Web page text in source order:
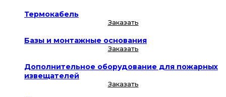
Термокабель
Заказать
Базы и монтажные основания
Заказать
Дополнительное оборудование для пожарных
извещателей
Заказать